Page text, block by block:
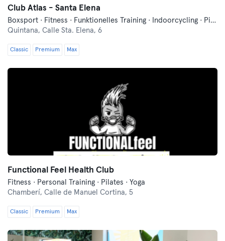
Club Atlas - Santa Elena
Boxsport · Fitness · Funktionelles Training · Indoorcycling · Pilates · Tanzen · Yoga
Quintana, Calle Sta. Elena, 6
Classic Premium Max
Functional Feel Health Club
Fitness · Personal Training · Pilates · Yoga
Chamberí, Calle de Manuel Cortina, 5
Classic Premium Max